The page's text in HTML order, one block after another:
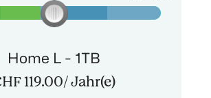
Home L - 1TB
119.00/ Jahr(e)